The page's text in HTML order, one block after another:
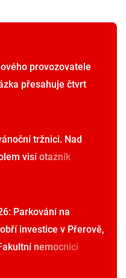
provozovatele
přesahuje čtvrt
tržnici. Nad
visí otazník
Parkování na
investice v Přerově,
nemocnici